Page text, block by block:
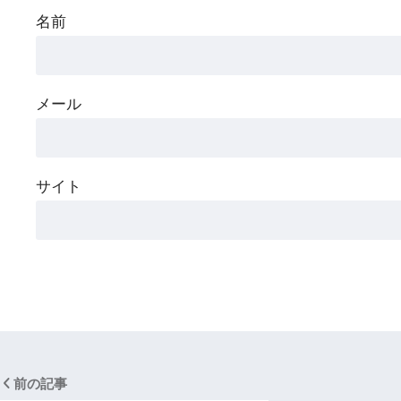
名前
メール
サイト
前の記事